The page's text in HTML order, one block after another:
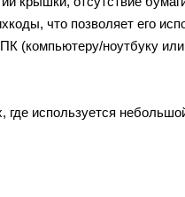
что позволяет его
(компьютеру/ноутбуку
используется